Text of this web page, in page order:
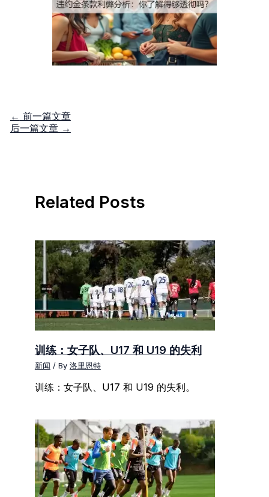
← 前一篇文章
后一篇文章 →
Related Posts
训练：女子队、U17 和 U19 的失利
新闻 / By 洛里恩特
训练：女子队、U17 和 U19 的失利。